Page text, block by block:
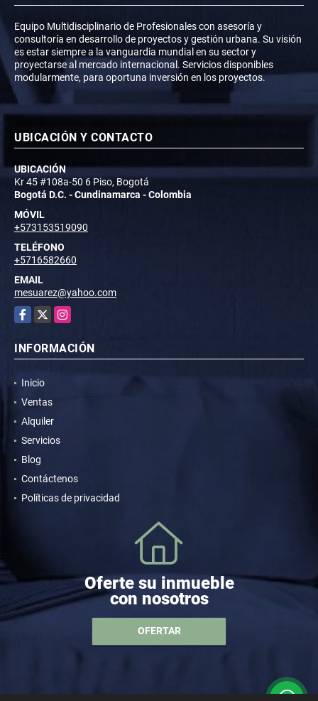
Equipo Multidisciplinario de Profesionales con asesoría y
consultoría en desarrollo de proyectos y gestión urbana. Su visión
es estar siempre a la vanguardia mundial en su sector y
proyectarse al mercado internacional. Servicios disponibles
modularmente, para oportuna inversión en los proyectos.
UBICACIÓN Y CONTACTO
UBICACIÓN
Kr 45 #108a-50 6 Piso, Bogotá
Bogotá D.C. - Cundinamarca - Colombia
MÓVIL
+573153519090
TELÉFONO
+5716582660
EMAIL
mesuarez@yahoo.com
Facebook
X Instagram
INFORMACIÓN
Inicio
Ventas
Alquiler
Servicios
Blog
Contáctenos
Políticas de privacidad
Oferte su inmueble
con nosotros
OFERTAR